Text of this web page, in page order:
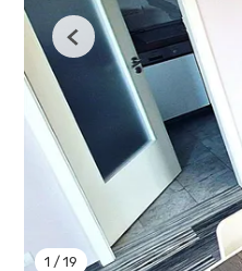
1 / 19
Previous